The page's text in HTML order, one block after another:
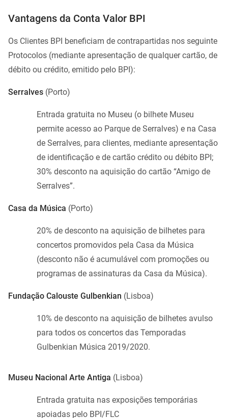
Vantagens da Conta Valor BPI
Os Clientes BPI beneficiam de contrapartidas nos seguinte
Protocolos (mediante apresentação de qualquer cartão, de
débito ou crédito, emitido pelo BPI):
Serralves (Porto)
Entrada gratuita no Museu (o bilhete Museu
permite acesso ao Parque de Serralves) e na Casa
de Serralves, para clientes, mediante apresentação
de identificação e de cartão crédito ou débito BPI;
30% desconto na aquisição do cartão “Amigo de
Serralves”.
Casa da Música (Porto)
20% de desconto na aquisição de bilhetes para
concertos promovidos pela Casa da Música
(desconto não é acumulável com promoções ou
programas de assinaturas da Casa da Música).
Fundação Calouste Gulbenkian (Lisboa)
10% de desconto na aquisição de bilhetes avulso
para todos os concertos das Temporadas
Gulbenkian Música 2019/2020.
Museu Nacional Arte Antiga (Lisboa)
Entrada gratuita nas exposições temporárias
apoiadas pelo BPI/FLC